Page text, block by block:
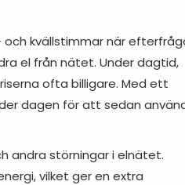
kvällstimmar när
el från nätet. Under dagtid,
ofta billigare. Med ett
dagen för att sedan
andra störningar i elnätet.
vilket ger en extra